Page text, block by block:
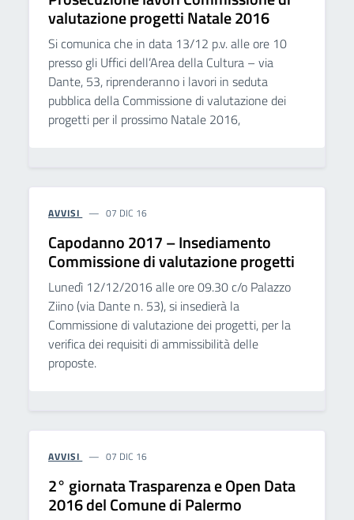
valutazione progetti Natale 2016
Si comunica che in data 13/12 p.v. alle ore 10
presso gli Uffici dell’Area della Cultura – via
Dante, 53, riprenderanno i lavori in seduta
pubblica della Commissione di valutazione dei
progetti per il prossimo Natale 2016,
AVVISI 07 DIC 16
Capodanno 2017 – Insediamento
Commissione di valutazione progetti
Lunedì 12/12/2016 alle ore 09.30 c/o Palazzo
Ziino (via Dante n. 53), si insedierà la
Commissione di valutazione dei progetti, per la
verifica dei requisiti di ammissibilità delle
proposte.
AVVISI 07 DIC 16
2° giornata Trasparenza e Open Data
2016 del Comune di Palermo